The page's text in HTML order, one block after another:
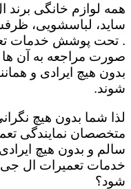
همه لوازم خانگی برند
ساید، لباسشویی،
. تحت پوشش خدمات
صورت مراجعه به آن ها
بدون هیچ ایرادی و
شوند.
لذا شما بدون هیچ
متخصصان نمایندگی
سالم و بدون هیچ
خدمات تعمیرات ال
شود؟